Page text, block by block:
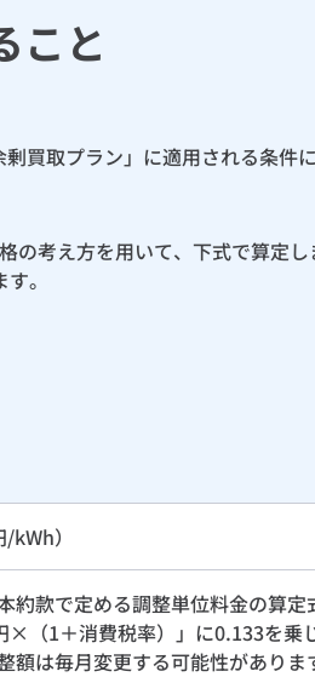
こと
買取プラン」に適用される条件
考え方を用いて、下式で算定
。
kWh）
約款で定める調整単位料金の算
×（1＋消費税率）」に0.133を乗
額は毎月変更する可能性がありま